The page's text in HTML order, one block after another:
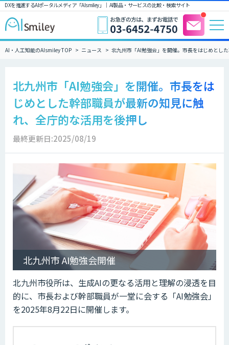
DXを推進するAIポータルメディア「AIsmiley」｜ AI製品・サービスの比較・検索サイト
AI・人工知能のAIsmiley TOP ニュース 北九州市「AI勉強会」を開催。市長をはじめとし
北九州市「AI勉強会」を開催。市長をは
じめとした幹部職員が最新の知見に触
れ、全庁的な活用を後押し
最終更新日:2025/08/19
北九州市 AI勉強会開催
北九州市役所は、生成AIの更なる活用と理解の浸透を目
的に、市長および幹部職員が一堂に会する「AI勉強会」
を2025年8月22日に開催します。